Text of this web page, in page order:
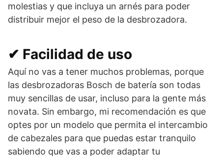
molestias y que incluya un arnés para poder
distribuir mejor el peso de la desbrozadora.
✔ Facilidad de uso
Aquí no vas a tener muchos problemas, porque
las desbrozadoras Bosch de batería son todas
muy sencillas de usar, incluso para la gente más
novata. Sin embargo, mi recomendación es que
optes por un modelo que permita el intercambio
de cabezales para que puedas estar tranquilo
sabiendo que vas a poder adaptar tu